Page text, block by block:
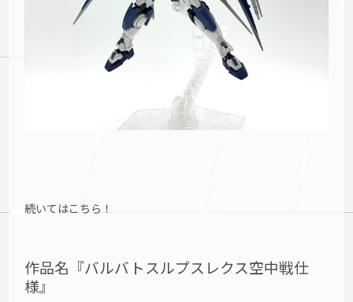
続いてはこちら！
作品名『バルバトスルプスレクス空中戦仕
様』